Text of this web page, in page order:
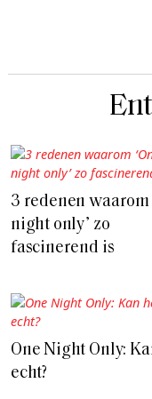
3 redenen waarom
night only’ zo
fascinerend is
One Night Only:
echt?